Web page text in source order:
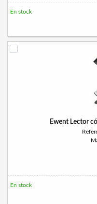
En stock
Ewent Lector
En stock